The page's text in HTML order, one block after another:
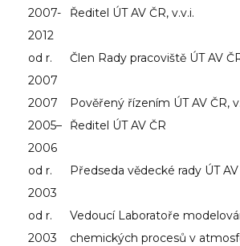
2007-
2012
Ředitel ÚT AV ČR, v.v.i.
od r.
2007
Člen Rady pracoviště ÚT AV
2007
Pověřený řízením ÚT AV ČR,
2005–
2006
Ředitel ÚT AV ČR
od r.
2003
Předseda vědecké rady ÚT AV
od r.
2003
Vedoucí Laboratoře
chemických procesů v